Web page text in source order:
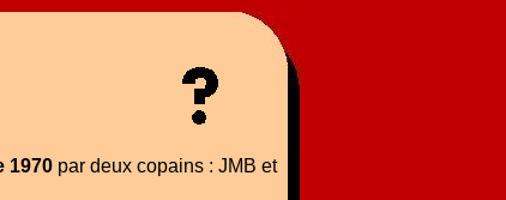
1970 par deux copains : JMB et